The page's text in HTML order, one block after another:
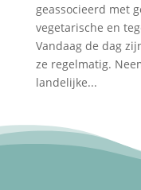
geassocieerd met
vegetarische en
Vandaag de dag
ze regelmatig.
landelijke...